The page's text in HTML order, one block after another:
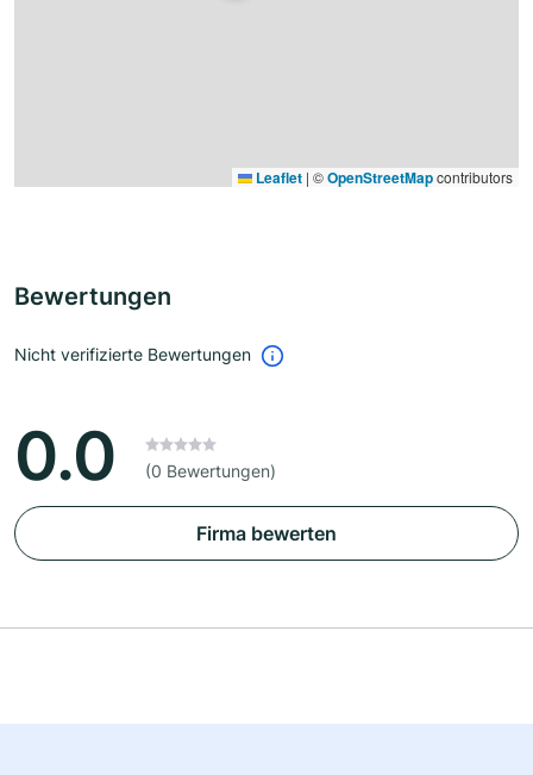
Leaflet | ©OpenStreetMapcontributors
Bewertungen
Nicht verifizierte Bewertungen
0.0 (0 Bewertungen)
Firma bewerten